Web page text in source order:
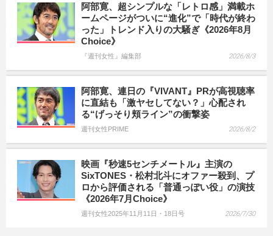
阿部寛、超シンプルな「レトロ感」満載ホ
ームページがついに“進化”で「時代が終わ
った」トレンド入りの大騒ぎ《2026年8月
Choice》
『週刊女性』編集部 2026/8/3
阿部寛、連日の『VIVANT』PRが高視聴率
に直結も「激ヤセしてない？」心配され
る“げっそり頬ライン”の衝撃姿
週刊女性PRIME 2026/8/2
映画『秒速5センチメートル』主演の
SixTONES・松村北斗にオファー殺到、プ
ロから評価される「普通っぽい役」の演技
《2026年7月Choice》
週刊女性2025年11月11日・18日号 2026/7/30